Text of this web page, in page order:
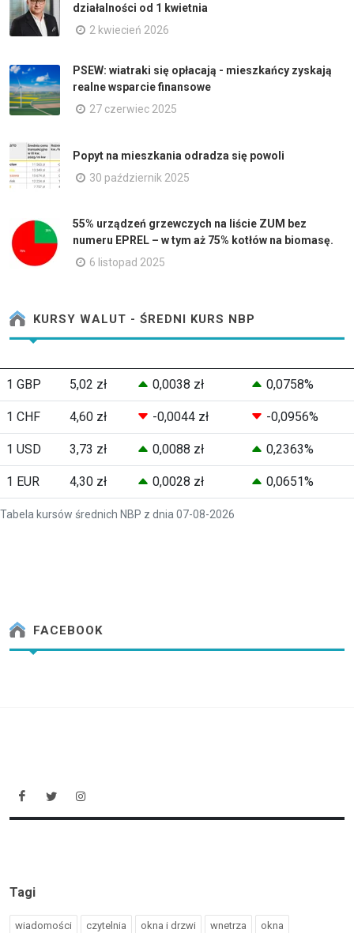
działalności od 1 kwietnia
2 kwiecień 2026
PSEW: wiatraki się opłacają - mieszkańcy zyskają
realne wsparcie finansowe
27 czerwiec 2025
Popyt na mieszkania odradza się powoli
30 październik 2025
55% urządzeń grzewczych na liście ZUM bez
numeru EPREL – w tym aż 75% kotłów na biomasę.
6 listopad 2025
KURSY WALUT - ŚREDNI KURS NBP
Tabela kursów średnich NBP z dnia 07-08-2026
1 GBP 5,02 zł 0,0038 zł 0,0758%
1 CHF 4,60 zł -0,0044 zł -0,0956%
1 USD 3,73 zł 0,0088 zł 0,2363%
1 EUR 4,30 zł 0,0028 zł 0,0651%
FACEBOOK
Tagi
wiadomości czytelnia okna i drzwi wnetrza okna